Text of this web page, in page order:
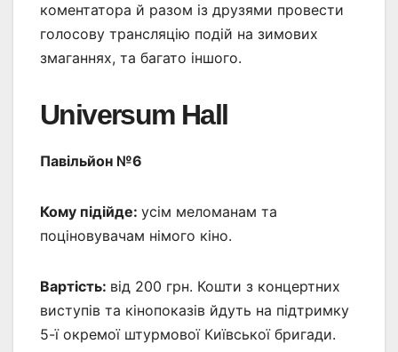
коментатора й разом із друзями провести
голосову трансляцію подій на зимових
змаганнях, та багато іншого.
Universum Hall
Павільйон №6
Кому підійде: усім меломанам та
поціновувачам німого кіно.
Вартість: від 200 грн. Кошти з концертних
виступів та кінопоказів йдуть на підтримку
5-ї окремої штурмової Київської бригади.